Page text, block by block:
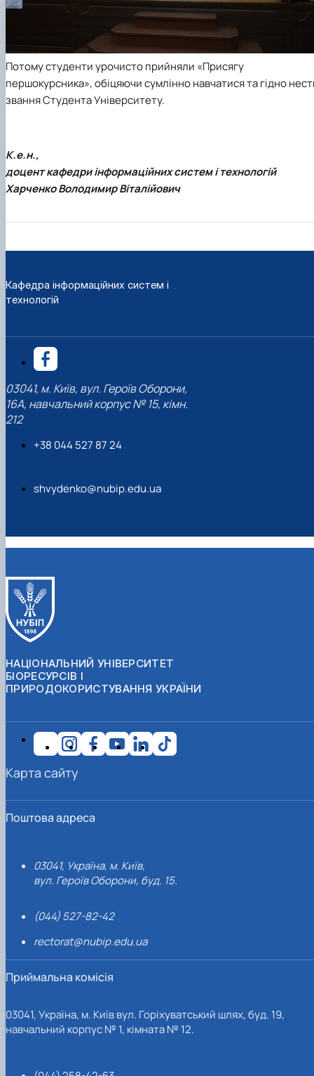
Потому студенти урочисто прийняли «Присягу
першокурсника», обіцяючи сумлінно навчатися та гідно
звання Студента Університету.
К.е.н.,
доцент кафедри інформаційних систем і технологій
Харченко Володимир Віталійович
Кафедра інформаційних систем і
технологій
03041, м. Київ, вул. Героїв Оборони,
16А, навчальний корпус № 15, кімн.
212
+38 044 527 87 24
shvydenko@nubip.edu.ua
НАЦІОНАЛЬНИЙ УНІВЕРСИТЕТ
БІОРЕСУРСІВ І
ПРИРОДОКОРИСТУВАННЯ УКРАЇНИ
Поштова адреса
03041, Україна, м. Київ,
вул. Героїв Оборони, буд. 15.
(044) 527-82-42
rectorat@nubip.edu.ua
Приймальна комісія
03041, Україна, м. Київ вул. Горіхуватський шлях, буд. 19,
навчальний корпус № 1, кімната № 12.
Карта сайту